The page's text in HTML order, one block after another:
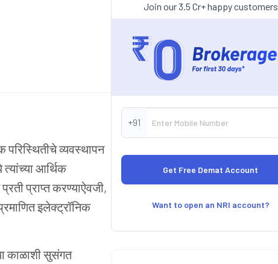
परिस्थितीचे व्यवस्थापन
आर्थिक
प्राप्त करण्याऐवजी,
इलेक्ट्रॉनिक
काळाशी सुसंगत
Join our 3.5 Cr+ happy customers
+91
Want to open an NRI account?